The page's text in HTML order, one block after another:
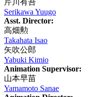
芹川有吾
Serikawa Yuugo
Asst. Director:
高畑勲
Takahata Isao
矢吹公郎
Yabuki Kimio
Animation Supervisor:
山本早苗
Yamamoto Sanae